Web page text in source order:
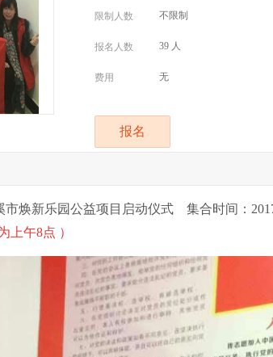
限制人数 不限制
报名人数 39 人
费用 无
报名
市焕新乐园公益项目启动仪式 集合时间：
上午8点 ）